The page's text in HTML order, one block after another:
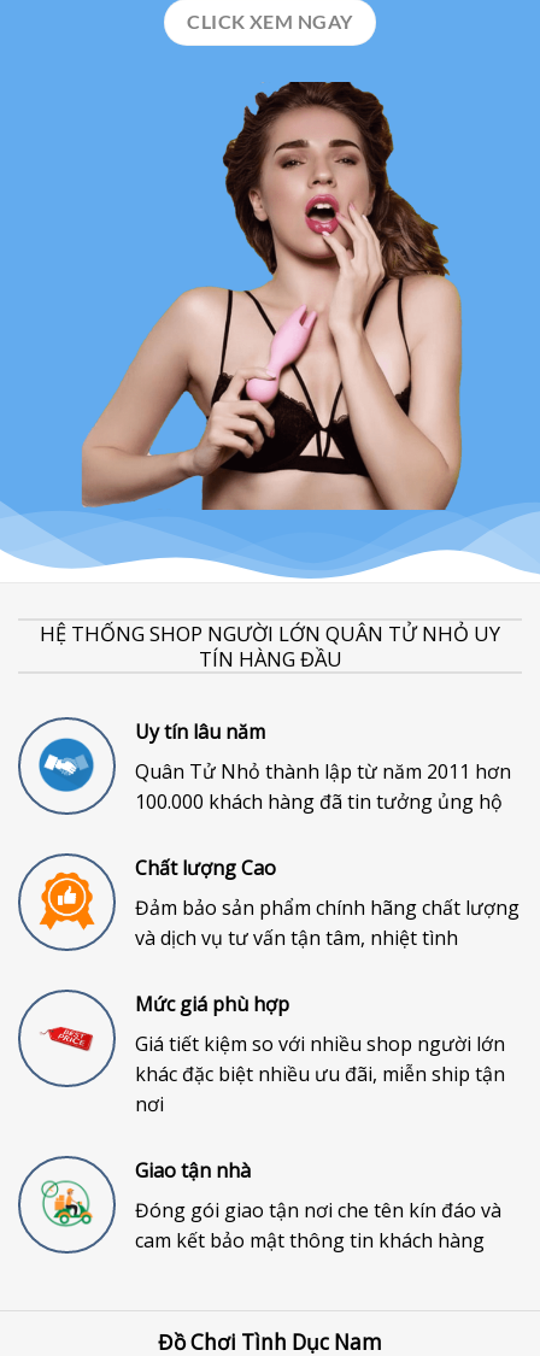
CLICK XEM NGAY
HỆ THỐNG SHOP NGƯỜI LỚN QUÂN TỬ NHỎ UY
TÍN HÀNG ĐẦU
Uy tín lâu năm
Quân Tử Nhỏ thành lập từ năm 2011 hơn
100.000 khách hàng đã tin tưởng ủng hộ
Chất lượng Cao
Đảm bảo sản phẩm chính hãng chất lượng
và dịch vụ tư vấn tận tâm, nhiệt tình
Mức giá phù hợp
Giá tiết kiệm so với nhiều shop người lớn
khác đặc biệt nhiều ưu đãi, miễn ship tận
nơi
Giao tận nhà
Đóng gói giao tận nơi che tên kín đáo và
cam kết bảo mật thông tin khách hàng
Đồ Chơi Tình Dục Nam